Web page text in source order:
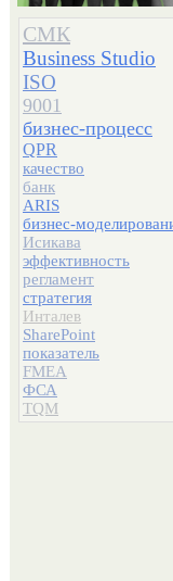
СМК
Business Studio
ISO
9001
бизнес-процесс
QPR
качество
банк
ARIS
бизнес-
Исикава
эффективность
регламент
стратегия
Инталев
SharePoint
показатель
FMEA
ФСА
TQM